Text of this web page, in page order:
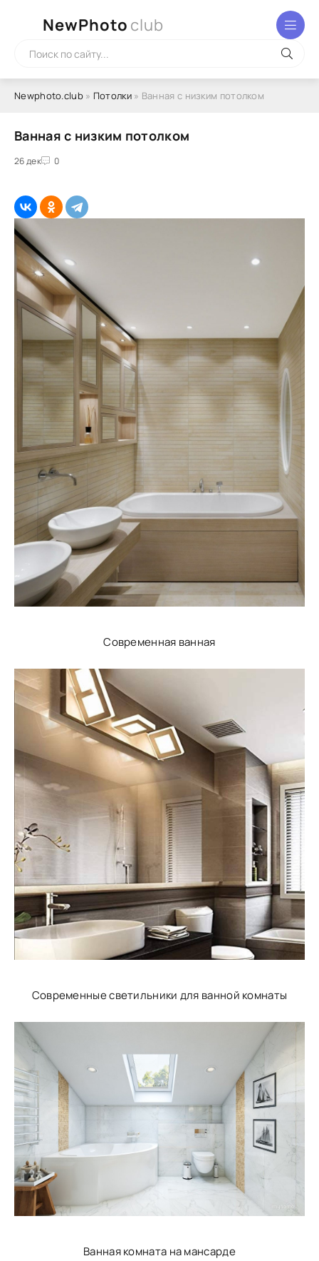
NewPhoto club
Newphoto.club» Потолки» Ванная с низким потолком
Ванная с низким потолком
26 дек 0
Современная ванная
Современные светильники для ванной комнаты
Ванная комната на мансарде